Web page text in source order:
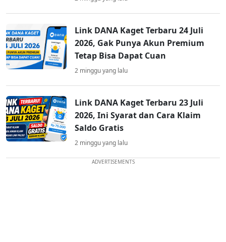
Link DANA Kaget Terbaru 24 Juli
2026, Gak Punya Akun Premium
Tetap Bisa Dapat Cuan
2 minggu yang lalu
Link DANA Kaget Terbaru 23 Juli
2026, Ini Syarat dan Cara Klaim
Saldo Gratis
2 minggu yang lalu
ADVERTISEMENTS